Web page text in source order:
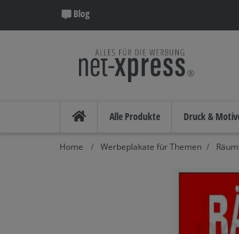
Blog
Alle Produkte Druck &
Werbeplakate für Themen